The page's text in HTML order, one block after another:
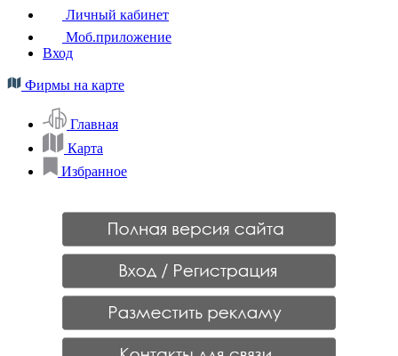
Личный кабинет
Моб.приложение
Вход
Фирмы на карте
Главная
Карта
Избранное